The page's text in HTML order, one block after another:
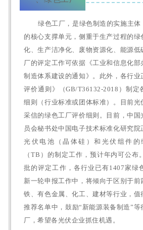
绿色工厂，是绿色制造的实施主体
的核心支撑单元，侧重于生产过程的绿
化、生产洁净化、废物资源化、能源低
厂的评定工作可依据《工业和信息化
制造体系建设的通知》 。 此外，各行业
评价通则》（GB/T36132-2018）制定
细则（行业标准或团体标准）。
目前光
采信的绿色工厂评价细则。
目前，中国
员会秘书处中国电子技术标准化研究院
光伏电池（晶体硅）和光伏组件的
（TB）的制定工作，预计年内可公布
批的评定工作，各行业已有1407家绿
新一轮申报工作中，将倾向于区别于前
铁、有色金属、化工、建材等行业，值
推荐名单中，鼓励“新能源装备制造”等
厂，希望各光伏企业抓住机遇。